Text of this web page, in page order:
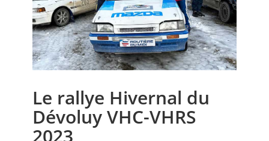
CALENDRIER
FOCUS
ANNUAIRES
PETITES ANNONCES
Le rallye Hivernal du
Dévoluy VHC-VHRS
2023